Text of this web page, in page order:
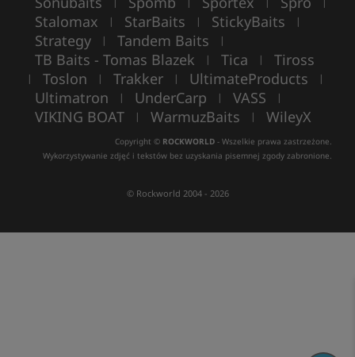
Stalomax | StarBaits | StickyBaits |
Strategy | Tandem Baits |
TB Baits - Tomas Blazek | Tica | Tiross
| Toslon | Trakker | UltimateProducts |
Ultimatron | UnderCarp | VASS |
VIKING BOAT | WarmuzBaits | WileyX
Copyright © ROCKWORLD - Wszelkie prawa zastrzeżone.
Wykorzystywanie zdjęć i tekstów bez uzyskania pisemnej zgody zabronione.
© Rockworld 2004 - 2026